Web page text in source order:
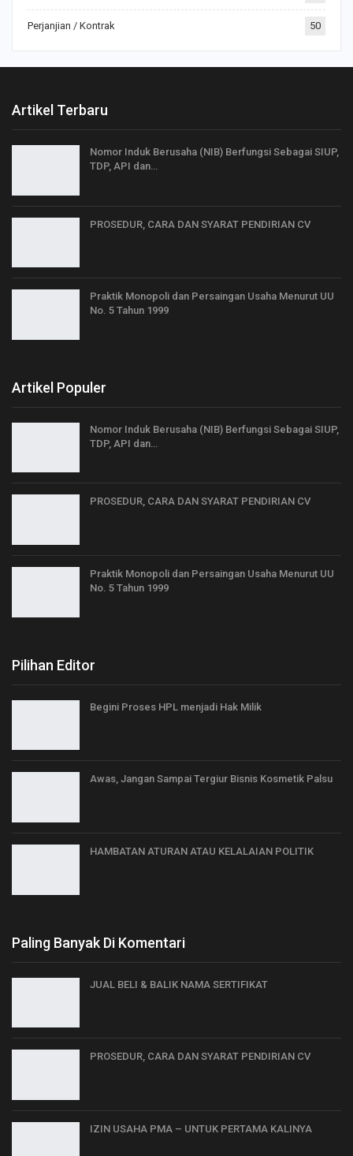
Perjanjian / Kontrak 50
Artikel Terbaru
Nomor Induk Berusaha (NIB) Berfungsi Sebagai SIUP,
TDP, API dan…
PROSEDUR, CARA DAN SYARAT PENDIRIAN CV
Praktik Monopoli dan Persaingan Usaha Menurut UU
No. 5 Tahun 1999
Artikel Populer
Nomor Induk Berusaha (NIB) Berfungsi Sebagai SIUP,
TDP, API dan…
PROSEDUR, CARA DAN SYARAT PENDIRIAN CV
Praktik Monopoli dan Persaingan Usaha Menurut UU
No. 5 Tahun 1999
Pilihan Editor
Begini Proses HPL menjadi Hak Milik
Awas, Jangan Sampai Tergiur Bisnis Kosmetik Palsu
HAMBATAN ATURAN ATAU KELALAIAN POLITIK
Paling Banyak Di Komentari
JUAL BELI & BALIK NAMA SERTIFIKAT
PROSEDUR, CARA DAN SYARAT PENDIRIAN CV
IZIN USAHA PMA – UNTUK PERTAMA KALINYA